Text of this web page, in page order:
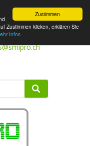
Zustimmen
Zustimmen klicken, erklären Sie
Infos